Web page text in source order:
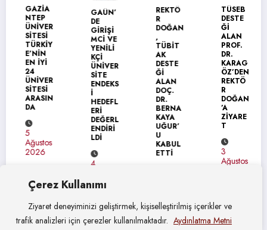
Çerez Kullanımı
Ziyaret deneyiminizi geliştirmek, kişiselleştirilmiş içerikler ve
trafik analizleri için çerezler kullanılmaktadır. Aydınlatma Metni
MANŞET
GAZİA
NTEP
ÜNİVER
SİTESİ
TÜRKİY
E’NİN
EN İYİ
24
ÜNİVER
SİTESİ
ARASIN
DA
5
Ağustos
2026
GAÜN’
DE
GİRİŞİ
MCİ VE
YENİLİ
KÇİ
ÜNİVER
SİTE
ENDEKS
HEDEFL
ERİ
DEĞERL
ENDİRİ
LDİ
4
2026
REKTÖ
R
DOĞAN
TÜBİT
AK
DESTE
Ğİ
ALAN
DOÇ.
DR.
BERNA
KAYA
UĞUR’
U
KABUL
ETTİ
TÜSEB
DESTE
Ğİ
ALAN
PROF.
DR.
KARAG
ÖZ’DEN
REKTÖ
R
DOĞAN
’A
ZİYARE
T
3
Ağustos